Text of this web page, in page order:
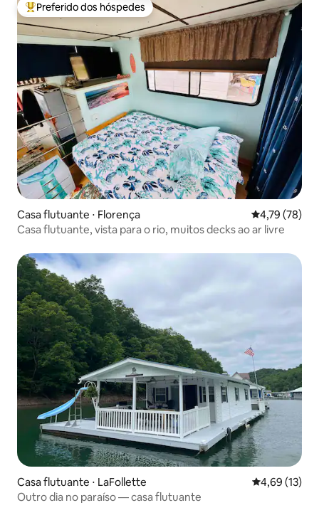
Entre os melhores preferidos dos hóspedes
Preferido dos hóspedes
Casa flutuante ⋅ Florença 4,79 de uma
4,79 (78)
Casa flutuante, vista para o rio, muitos decks ao ar livre
Casa flutuante ⋅ LaFollette 4,69 de uma
4,69 (13)
Outro dia no paraíso — casa flutuante